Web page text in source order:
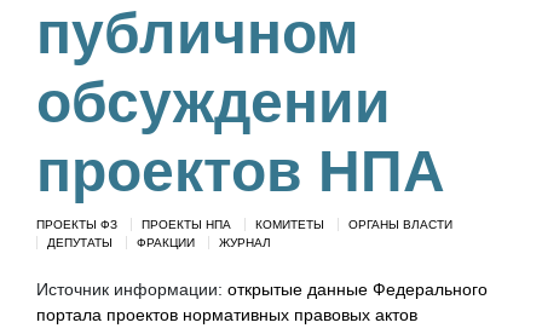
публичном
обсуждении
проектов НПА
ПРОЕКТЫ ФЗ ПРОЕКТЫ НПА КОМИТЕТЫ
ОРГАНЫ ВЛАСТИ
ДЕПУТАТЫ
ФРАКЦИИ ЖУРНАЛ
Источник информации: открытые данные Федерального
портала проектов нормативных правовых актов